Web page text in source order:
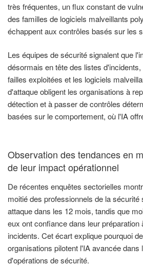
très fréquentes, un flux constant de
des familles de logiciels malveillants
échappent aux contrôles basés sur les
Les équipes de sécurité signalent que
désormais en tête des listes
failles exploitées et les logiciels
d'attaque obligent les organisations à
détection et à passer de contrôles
basées sur le comportement, où l'IA
Observation des tendances en
de leur impact opérationnel
De récentes enquêtes sectorielles
moitié des professionnels de la sécurité
attaque dans les 12 mois, tandis que
eux ont confiance dans leur préparation
incidents. Cet écart explique pourquoi
organisations pilotent l'IA avancée dans
d'opérations de sécurité.